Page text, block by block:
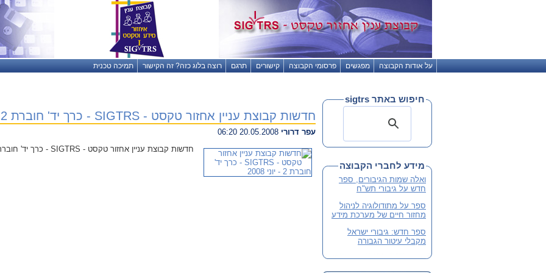
על אודות הקבוצה מפגשים פרסומי הקבוצה קישורים תרגם רוצה בלוג כזה? זה הקישור תמיכה טכנית
חדשות קבוצת עניין אחזור טקסט - SIGTRS - כרך יד' חוברת 2 - יוני 2008
עפר דרורי
חדשות קבוצת עניין אחזור טקסט - SIGTRS - כרך יד' חוברת 2 - יוני 2008
חיפוש באתר sigtrs
מידע לחברי הקבוצה
ואלה שמות הגיבורים, ספר
חדש על גיבורי תש"ח
ספר על מתודולוגיה לניהול
מחזור חיים של מערכת מידע
ספר חדש: גיבורי ישראל
מקבלי עיטור הגבורה